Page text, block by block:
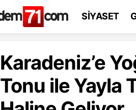
SİYASET
Karadeniz’e
Tonu ile Yayla